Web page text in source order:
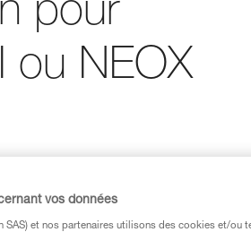
pour
ou NEOX
vos données
SAS) et nos partenaires utilisons des cookies et/ou